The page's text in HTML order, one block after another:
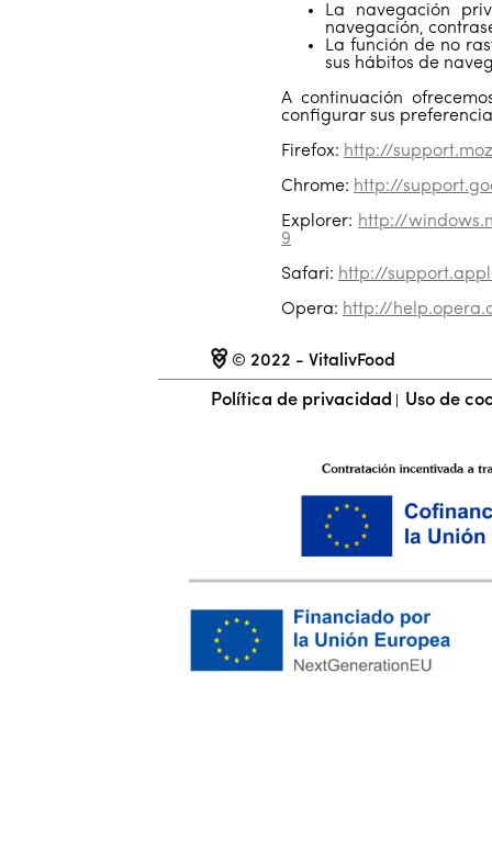
La navegación
navegación,
La función de no
sus hábitos de
A continuación
configurar sus
Firefox: http://
Chrome: http://
Explorer: http://
9
Safari: http://
Opera: http://
© 2022 - VitalivFood
Política de privacidad Uso de